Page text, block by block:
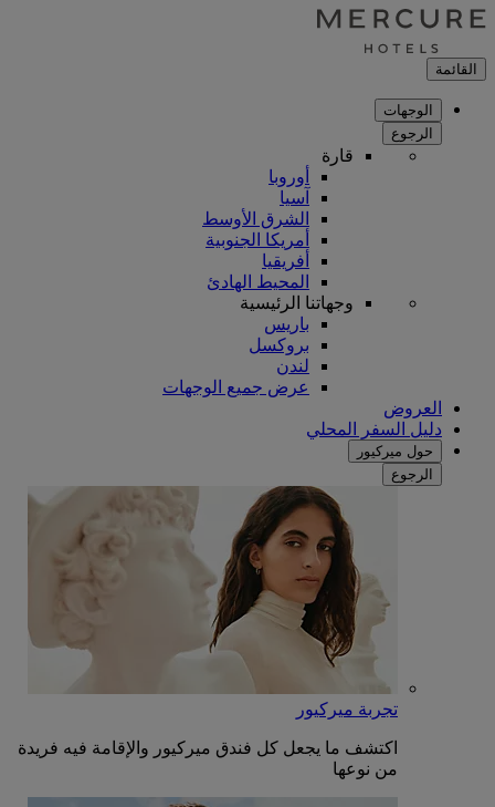
القائمة
الوجهات
الرجوع
قارة
أوروبا
آسيا
الشرق الأوسط
أمريكا الجنوبية
أفريقيا
المحيط الهادئ
وجهاتنا الرئيسية
باريس
بروكسل
لندن
عرض جميع الوجهات
العروض
دليل السفر المحلي
حول ميركيور
الرجوع
تجربة ميركيور
اكتشف ما يجعل كل فندق ميركيور والإقامة فيه فريدة
من نوعها